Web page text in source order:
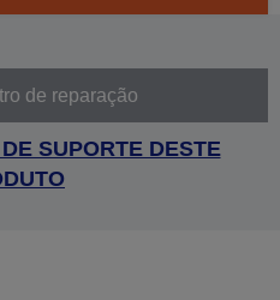
de reparação
SUPORTE DESTE